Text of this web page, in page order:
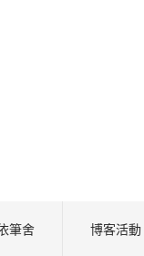
筆舍 博客活動